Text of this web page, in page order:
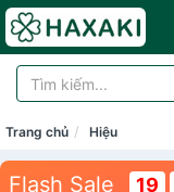
Trang chủ Hiệu
Flash Sale 19